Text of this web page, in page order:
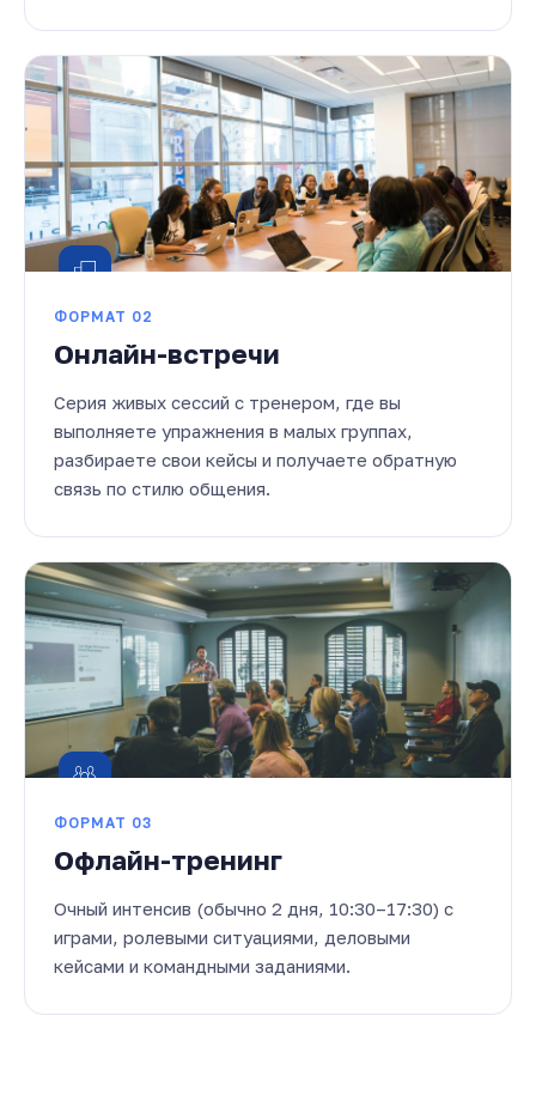
ФОРМАТ 02
Онлайн-встречи
Серия живых сессий с тренером, где вы
выполняете упражнения в малых группах,
разбираете свои кейсы и получаете обратную
связь по стилю общения.
ФОРМАТ 03
Офлайн-тренинг
Очный интенсив (обычно 2 дня, 10:30–17:30) с
играми, ролевыми ситуациями, деловыми
кейсами и командными заданиями.